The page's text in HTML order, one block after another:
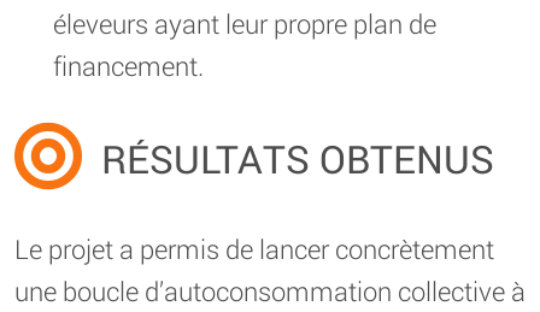
éleveurs ayant leur propre plan de
financement.
RÉSULTATS OBTENUS
Le projet a permis de lancer concrètement
une boucle d’autoconsommation collective à